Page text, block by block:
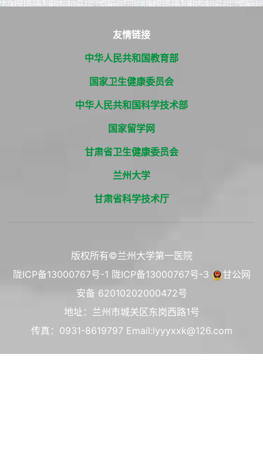
友情链接
中华人民共和国教育部
国家卫生健康委员会
中华人民共和国科学技术部
国家留学网
甘肃省卫生健康委员会
兰州大学
甘肃省科学技术厅
版权所有©兰州大学第一医院
陇ICP备13000767号-1 陇ICP备13000767号-3
甘公网
安备 62010202000472号
地址：兰州市城关区东岗西路1号
传真：0931-8619797 Email:lyyyxxk@126.com